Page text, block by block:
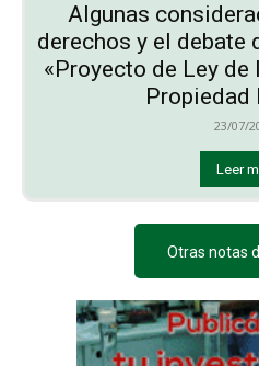
Algunas
derechos y el debate
«Proyecto de Ley
Propiedad
23/07/
Leer
Otras notas